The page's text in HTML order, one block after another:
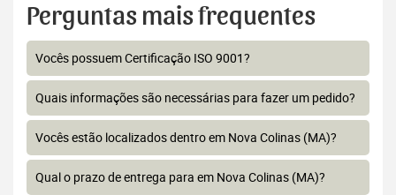
Perguntas mais frequentes
Vocês possuem Certificação ISO 9001?
Quais informações são necessárias para fazer um pedido?
Vocês estão localizados dentro em Nova Colinas (MA)?
Qual o prazo de entrega para em Nova Colinas (MA)?